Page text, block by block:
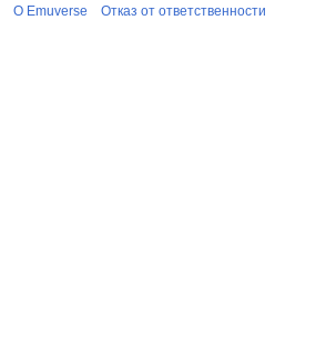
О Emuverse Отказ от ответственности